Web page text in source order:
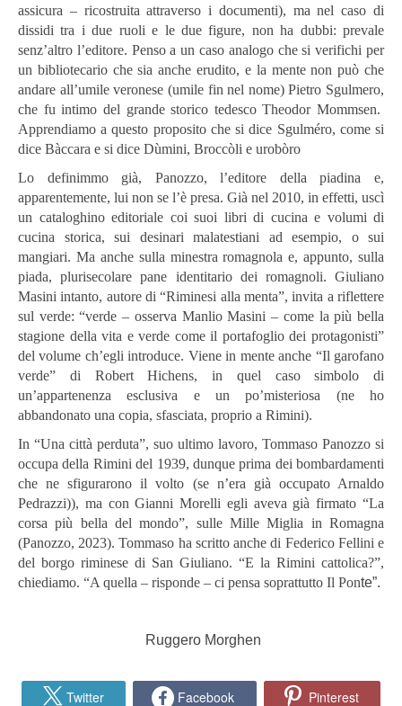
assicura – ricostruita attraverso i documenti), ma nel caso di
dissidi tra i due ruoli e le due figure, non ha dubbi: prevale
senz’altro l’editore. Penso a un caso analogo che si verifichi per
un bibliotecario che sia anche erudito, e la mente non può che
andare all’umile veronese (umile fin nel nome) Pietro Sgulmero,
che fu intimo del grande storico tedesco Theodor Mommsen.
Apprendiamo a questo proposito che si dice Sgulméro, come si
dice Bàccara e si dice Dùmini, Broccòli e urobòro
Lo definimmo già, Panozzo, l’editore della piadina e,
apparentemente, lui non se l’è presa. Già nel 2010, in effetti, uscì
un cataloghino editoriale coi suoi libri di cucina e volumi di
cucina storica, sui desinari malatestiani ad esempio, o sui
mangiari. Ma anche sulla minestra romagnola e, appunto, sulla
piada, plurisecolare pane identitario dei romagnoli. Giuliano
Masini intanto, autore di “Riminesi alla menta”, invita a riflettere
sul verde: “verde – osserva Manlio Masini – come la più bella
stagione della vita e verde come il portafoglio dei protagonisti”
del volume ch’egli introduce. Viene in mente anche “Il garofano
verde” di Robert Hichens, in quel caso simbolo di
un’appartenenza esclusiva e un po’misteriosa (ne ho
abbandonato una copia, sfasciata, proprio a Rimini).
In “Una città perduta”, suo ultimo lavoro, Tommaso Panozzo si
occupa della Rimini del 1939, dunque prima dei bombardamenti
che ne sfigurarono il volto (se n’era già occupato Arnaldo
Pedrazzi)), ma con Gianni Morelli egli aveva già firmato “La
corsa più bella del mondo”, sulle Mille Miglia in Romagna
(Panozzo, 2023). Tommaso ha scritto anche di Federico Fellini e
del borgo riminese di San Giuliano. “E la Rimini cattolica?”,
chiediamo. “A quella – risponde – ci pensa soprattutto Il Ponte”.
Ruggero Morghen
Twitter Facebook Pinterest